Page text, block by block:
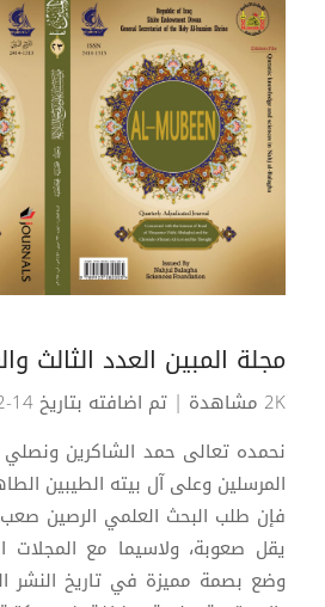
مجلة المبين العدد الثالث
2K مشاهدة
| تم اضافته بتاريخ 14-12-2025
نحمده تعالى حمد الشاكرين
المرسلين وعلى آل بيته الطيبين
فإن طلب البحث العلمي الرصين
يقل صعوبة، ولاسيما مع
وضع بصمة مميزة في تاريخ النشر